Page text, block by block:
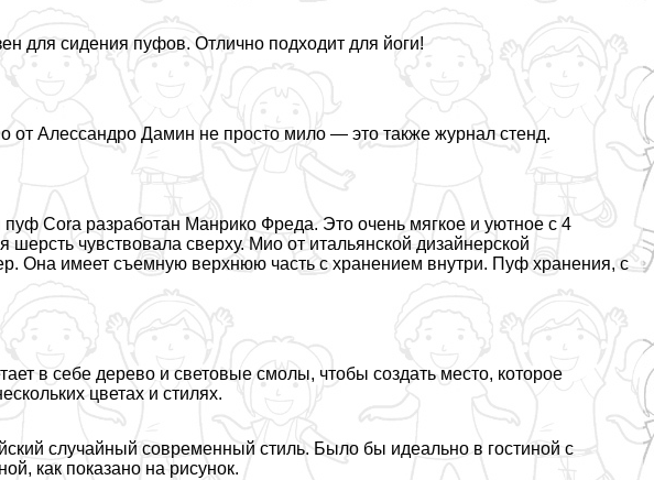
для сидения пуфов. Отлично подходит для йоги!
от Алессандро Дамин не просто мило — это также журнал стенд.
Cora разработан Манрико Фреда. Это очень мягкое и уютное с 4
чувствовала сверху. Мио от итальянской дизайнерской
Она имеет съемную верхнюю часть с хранением внутри. Пуф хранения, с
в себе дерево и световые смолы, чтобы создать место, которое
цветах и стилях.
случайный современный стиль. Было бы идеально в гостиной с
как показано на рисунок.